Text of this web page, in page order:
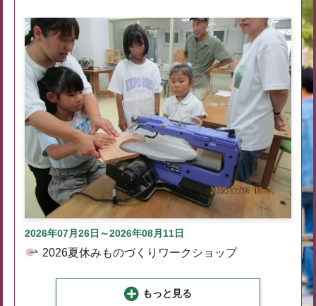
2026年07月26日～2026年08月11日
2026夏休みものづくりワークショップ
もっと見る